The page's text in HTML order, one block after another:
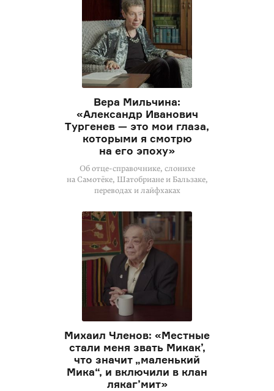
Вера Мильчина:
«Александр Иванович
Тургенев — это мои глаза,
которыми я смотрю
на его эпоху»
Об отце-справочнике, слонихе
на Самотёке, Шатобриане и Бальзаке,
переводах и лайфхаках
Михаил Членов: «Местные
стали меня звать Микак’,
что значит „маленький
Мика“, и включили в клан
лякаг’мит»